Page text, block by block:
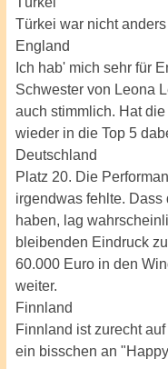
Türkei war nicht
England
Ich hab' mich sehr für
Schwester von Leona
auch stimmlich. Hat
wieder in die Top 5
Deutschland
Platz 20. Die
irgendwas fehlte.
haben, lag
bleibenden Eindruck
60.000 Euro in den
weiter.
Finnland
Finnland ist zurecht
ein bisschen an